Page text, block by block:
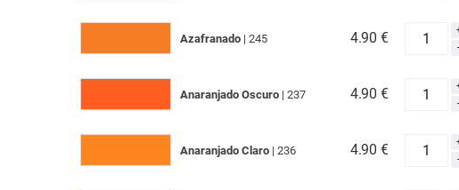
Azafranado| 245 4.90 €
Anaranjado Oscuro| 237 4.90 €
Anaranjado Claro| 236 4.90 €